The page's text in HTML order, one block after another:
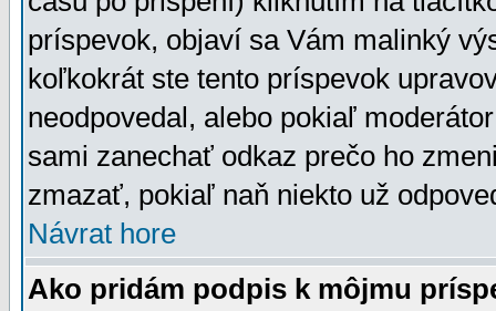
príspevok, objaví sa Vám malinký
koľkokrát ste tento príspevok
neodpovedal, alebo pokiaľ
sami zanechať odkaz prečo ho
zmazať, pokiaľ naň niekto už
Návrat hore
Ako pridám podpis k môjmu